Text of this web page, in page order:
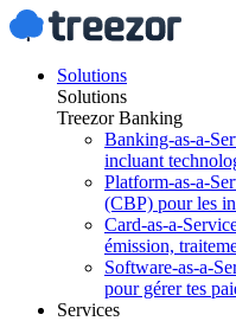
Solutions
Solutions
Treezor Banking
Banking-as-a-
incluant
Platform-as-a-
(CBP) pour les
Card-as-a-
émission,
Software-as-a-
pour gérer tes
Services